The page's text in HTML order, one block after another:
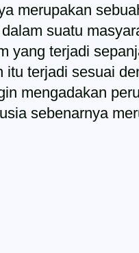
merupakan
suatu
yang terjadi
itu terjadi sesuai
mengadakan
sebenarnya